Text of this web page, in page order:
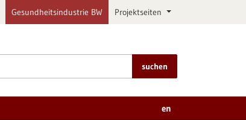
Gesundheitsindustrie BW Projektseiten
suchen
en